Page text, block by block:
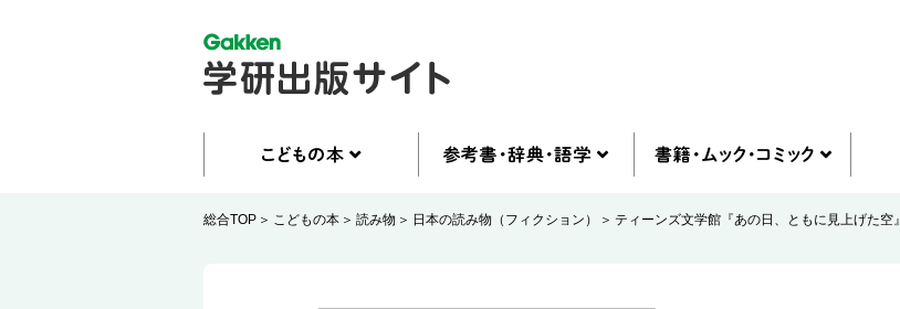
総合TOP こどもの本 読み物 日本の読み物（フィクション） ティーンズ文学館『あの日、ともに見上げた空』